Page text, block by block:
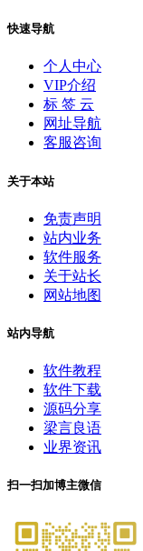
快速导航
个人中心
VIP介绍
标 签 云
网址导航
客服咨询
关于本站
免责声明
站内业务
软件服务
关于站长
网站地图
站内导航
软件教程
软件下载
源码分享
梁言良语
业界资讯
扫一扫加博主微信